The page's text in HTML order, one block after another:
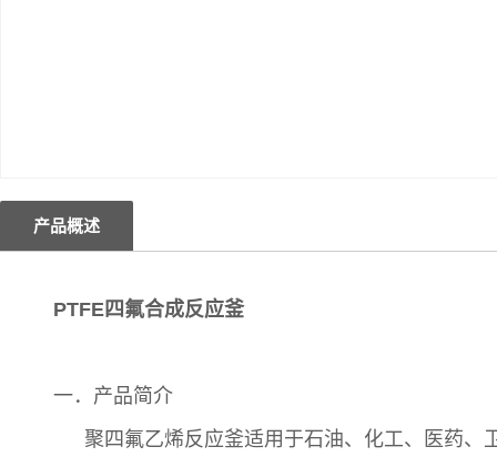
产品概述
PTFE四氟合成反应釜
一． 产品简介
聚四氟乙烯反应釜适用于石油、化工、医药、